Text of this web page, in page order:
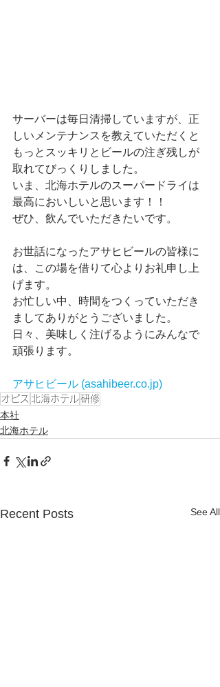
サーバーは毎日清掃していますが、正
しいメンテナンスを教えていただくと
もっとスッキリとビールの注ぎ残しが
取れてびっくりしました。
いま、北海ホテルのスーパードライは
最高においしいと思います！！
ぜひ、飲んでいただきたいです。
お世話になったアサヒビールの皆様に
は、この場を借りて心よりお礼申し上
げます。
お忙しい中、時間をつくっていただき
ましてありがとうございました。
日々、美味しく注げるようにみんなで
頑張ります。
アサヒビール (asahibeer.co.jp)
オピス 北海ホテル研修
本社
北海ホテル
Recent Posts See All